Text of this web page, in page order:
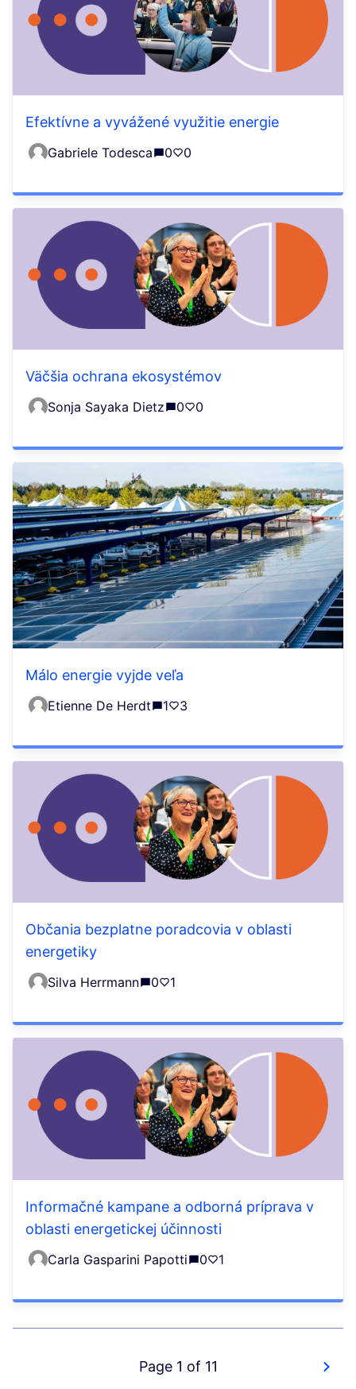
Efektívne a vyvážené využitie energie
Gabriele Todesca 0 0
Väčšia ochrana ekosystémov
Sonja Sayaka Dietz 0 0
Málo energie vyjde veľa
Etienne De Herdt 1 3
Občania bezplatne poradcovia v oblasti
energetiky
Silva Herrmann 0 1
Informačné kampane a odborná príprava v
oblasti energetickej účinnosti
Carla Gasparini Papotti 0 1
Page 1 of 11